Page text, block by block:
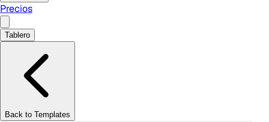
Precios
Tablero
Back to Templates